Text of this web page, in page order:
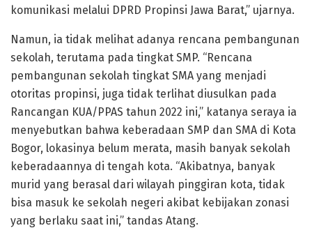
komunikasi melalui DPRD Propinsi Jawa Barat,” ujarnya.
Namun, ia tidak melihat adanya rencana pembangunan
sekolah, terutama pada tingkat SMP. “Rencana
pembangunan sekolah tingkat SMA yang menjadi
otoritas propinsi, juga tidak terlihat diusulkan pada
Rancangan KUA/PPAS tahun 2022 ini,” katanya seraya ia
menyebutkan bahwa keberadaan SMP dan SMA di Kota
Bogor, lokasinya belum merata, masih banyak sekolah
keberadaannya di tengah kota. “Akibatnya, banyak
murid yang berasal dari wilayah pinggiran kota, tidak
bisa masuk ke sekolah negeri akibat kebijakan zonasi
yang berlaku saat ini,” tandas Atang.